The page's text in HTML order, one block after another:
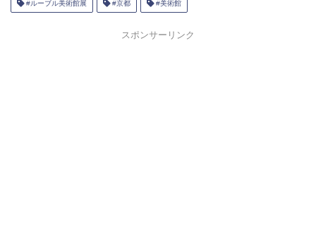
#ルーブル美術館展 #京都 #美術館
スポンサーリンク